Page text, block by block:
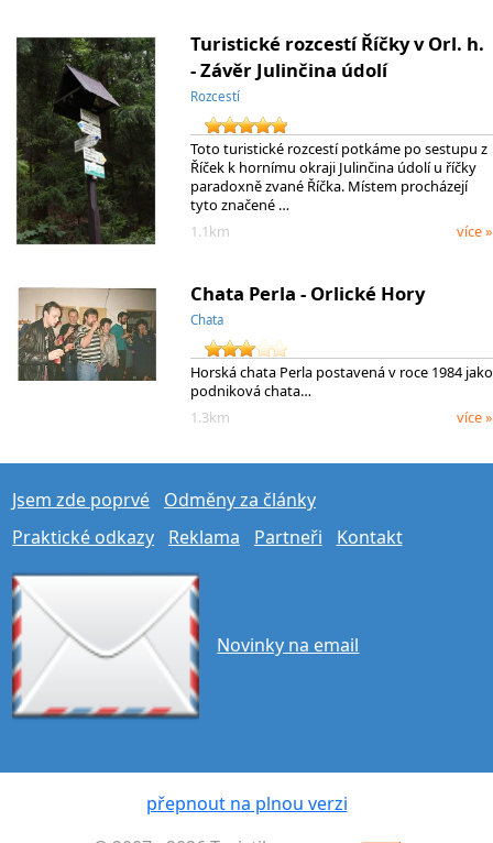
Turistické rozcestí Říčky v Orl. h.
- Závěr Julinčina údolí
Rozcestí
Toto turistické rozcestí potkáme po sestupu z
Říček k hornímu okraji Julinčina údolí u říčky
paradoxně zvané Říčka. Místem procházejí
tyto značené …
1.1km
více »
Chata Perla - Orlické Hory
Chata
Horská chata Perla postavená v roce 1984 jako
podniková chata…
1.3km
více »
Jsem zde poprvé
Odměny za články
Praktické odkazy
Reklama Partneři Kontakt
Novinky na email
přepnout na plnou verzi